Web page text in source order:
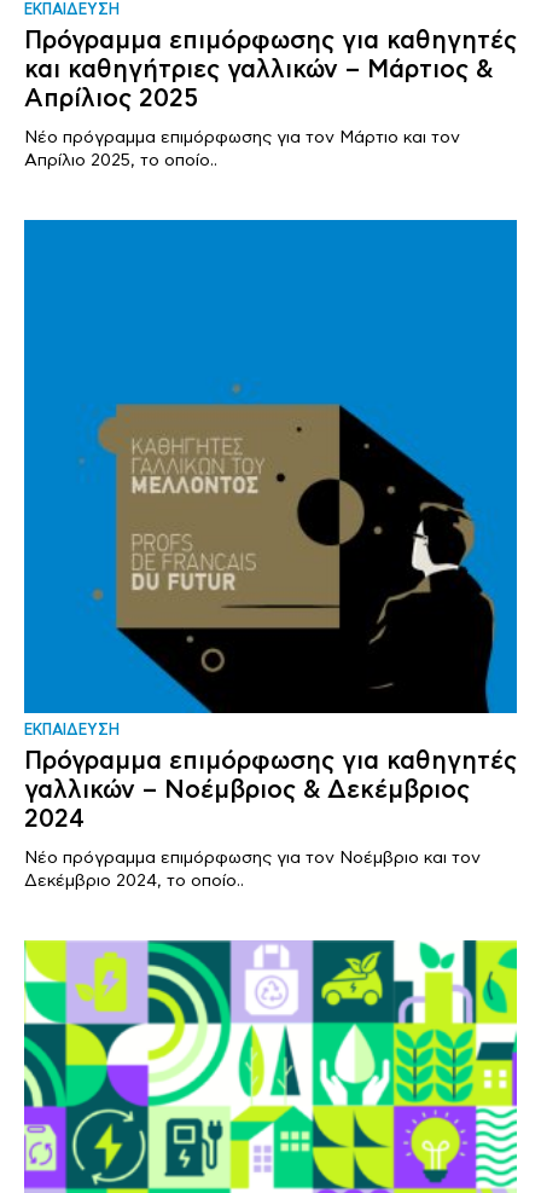
ΕΚΠΑΙΔΕΥΣΗ
Πρόγραμμα επιμόρφωσης για καθηγητές
και καθηγήτριες γαλλικών – Μάρτιος &
Απρίλιος 2025
Νέο πρόγραμμα επιμόρφωσης για τον Μάρτιο και τον
Απρίλιο 2025, το οποίο..
ΕΚΠΑΙΔΕΥΣΗ
Πρόγραμμα επιμόρφωσης για καθηγητές
γαλλικών – Νοέμβριος & Δεκέμβριος
2024
Νέο πρόγραμμα επιμόρφωσης για τον Νοέμβριο και τον
Δεκέμβριο 2024, το οποίο..